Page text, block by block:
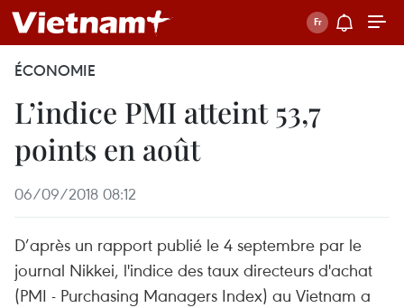
ÉCONOMIE
L’indice PMI atteint 53,7
points en août
06/09/2018 08:12
D’après un rapport publié le 4 septembre par le
journal Nikkei, l'indice des taux directeurs d'achat
(PMI - Purchasing Managers Index) au Vietnam a